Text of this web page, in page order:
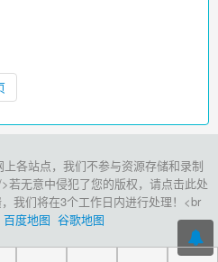
各站点，我们不参与资源存储和录制
若无意中侵犯了您的版权，请点击此处
我们将在3个工作日内进行处理！<br
百度地图 谷歌地图